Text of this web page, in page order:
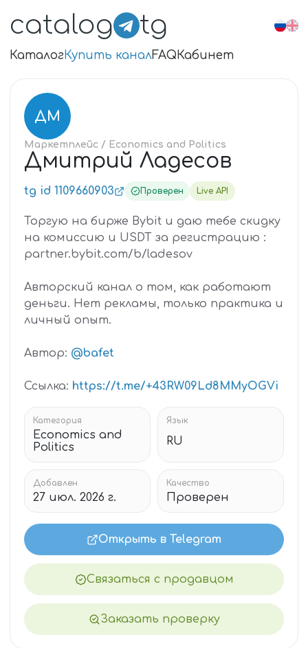
catalog tg
КаталогКупить каналFAQКабинет
ДМ
Маркетплейс / Economics and Politics
Дмитрий Ладесов
tg id 1109660903 Проверен Live API
Торгую на бирже Bybit и даю тебе скидку
на комиссию и USDT за регистрацию :
partner.bybit.com/b/ladesov
Авторский канал о том, как работают
деньги. Нет рекламы, только практика и
личный опыт.
Автор: @bafet
Ссылка: https://t.me/+43RW09Ld8MMyOGVi
Категория
Economics and
Politics
Язык
RU
Добавлен
27 июл. 2026 г.
Качество
Проверен
Открыть в Telegram
Связаться с продавцом
Заказать проверку